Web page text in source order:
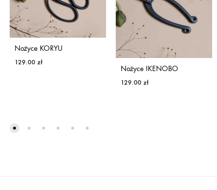
Nożyce KORYU
129.00 zł
Nożyce IKENOBO
129.00 zł